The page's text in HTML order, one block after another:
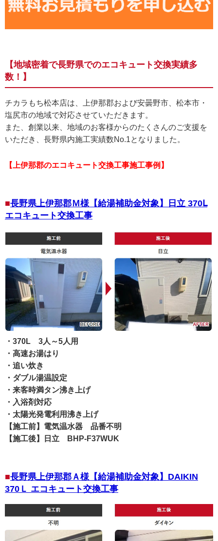
【地域密着で長野県でのエコキュート交換実績多
数！】
チカラもち松本店は、上伊那郡および安曇野市、松本市・
塩尻市の地域で対応させていただきます。
また、創業以来、地域のお客様からのたくさんのご支援を
いただき、長野県内施工実績数No.1となりました。
【上伊那郡のエコキュート交換工事施工事例】
長野県上伊那郡Ｍ様【給湯補助金対象】日立 370Ⅼ
エコキュート交換工事
・370L 3人～5人用
・高速お湯はり
・追い炊き
・ダブル湯温設定
・来客時満タン沸き上げ
・入浴剤対応
・太陽光発電利用沸き上げ
【施工前】電気温水器 品番不明
【施工後】日立 BHP-F37WUK
長野県上伊那郡Ａ様【給湯補助金対象】DAIKIN
370Ｌ エコキュート交換工事